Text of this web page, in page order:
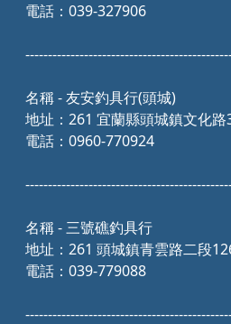
電話：039-327906
名稱 - 友安釣具行(頭城)
地址：261 宜蘭縣頭城鎮文化
電話：0960-770924
名稱 - 三號礁釣具行
地址：261 頭城鎮青雲路二段
電話：039-779088